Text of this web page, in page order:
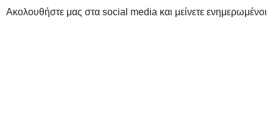
Ακολουθήστε μας στα social media και μείνετε ενημερωμένοι